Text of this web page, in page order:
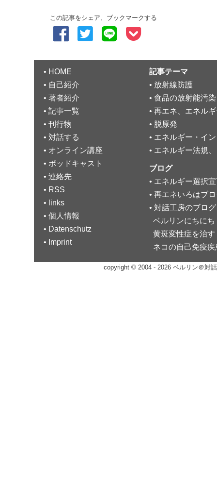
この記事をシェア、ブックマークする